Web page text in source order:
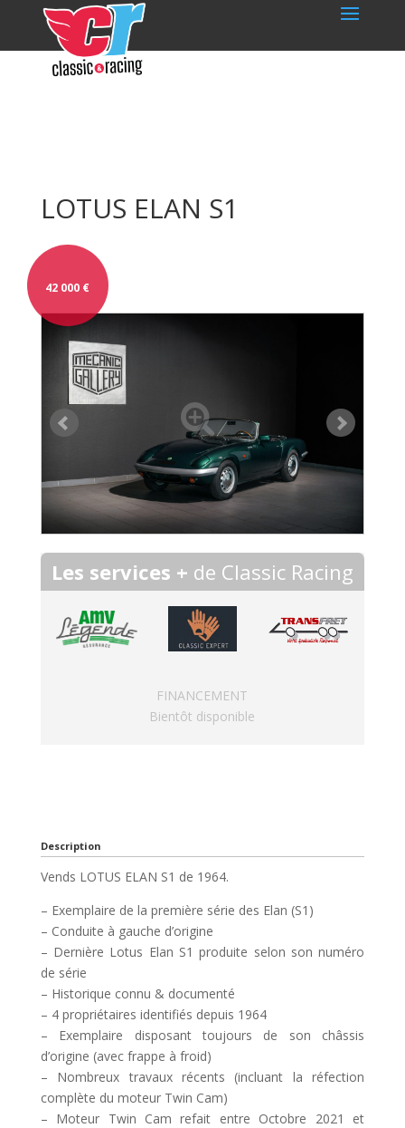
LOTUS ELAN S1
42 000 €
Les services + de Classic Racing
FINANCEMENT
Bientôt disponible
Description
Vends LOTUS ELAN S1 de 1964.
– Exemplaire de la première série des Elan (S1)
– Conduite à gauche d’origine
– Dernière Lotus Elan S1 produite selon son numéro
de série
– Historique connu & documenté
– 4 propriétaires identifiés depuis 1964
– Exemplaire disposant toujours de son châssis
d’origine (avec frappe à froid)
– Nombreux travaux récents (incluant la réfection
complète du moteur Twin Cam)
– Moteur Twin Cam refait entre Octobre 2021 et